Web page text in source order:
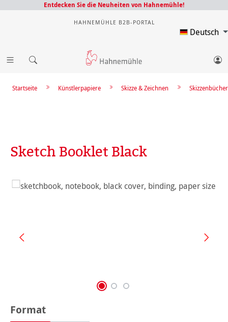
Entdecken Sie die Neuheiten von Hahnemühle!
HAHNEMÜHLE B2B-PORTAL
Deutsch
Skizzenbücher
Skizze & Zeichnen
Künstlerpapiere
Startseite
Sketch Booklet Black
Bildergalerie überspringen
Formatauswählen